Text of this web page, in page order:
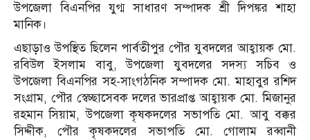
উপজেলা বিএনপির যুগ্ম সাধারণ সম্পাদক শ্রী দিপঙ্কর শাহা
মানিক।
এছাড়াও উপস্থিত ছিলেন পার্বতীপুর পৌর যুবদলের আহ্বায়ক মো.
রবিউল ইসলাম বাবু, উপজেলা যুবদলের সদস্য সচিব ও
উপজেলা বিএনপির সহ-সাংগঠনিক সম্পাদক মো. মাহাবুর রশিদ
সংগ্রাম, পৌর স্বেচ্ছাসেবক দলের ভারপ্রাপ্ত আহ্বায়ক মো. মিজানুর
রহমান সিয়াম, উপজেলা কৃষকদলের সভাপতি মো. আবু বক্কর
সিদ্দীক, পৌর কৃষকদলের সভাপতি মো. গোলাম রব্বানী